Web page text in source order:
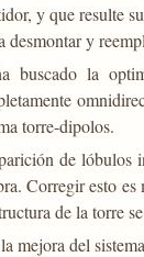
y que resulte
desmontar y
buscado la
torre-dipolos.
de lóbulos
Corregir esto
de la torre
mejora del